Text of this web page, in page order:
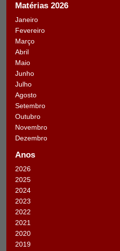
Matérias 2026
Janeiro
Fevereiro
Março
Abril
Maio
Junho
Julho
Agosto
Setembro
Outubro
Novembro
Dezembro
Anos
2026
2025
2024
2023
2022
2021
2020
2019